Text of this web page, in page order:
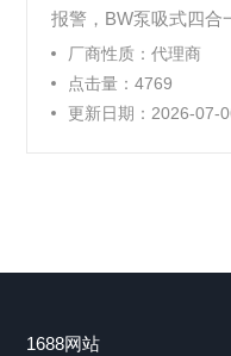
报警，BW泵吸式四合
厂商性质：代理商
点击量：4769
更新日期：2026-07-
1688网站